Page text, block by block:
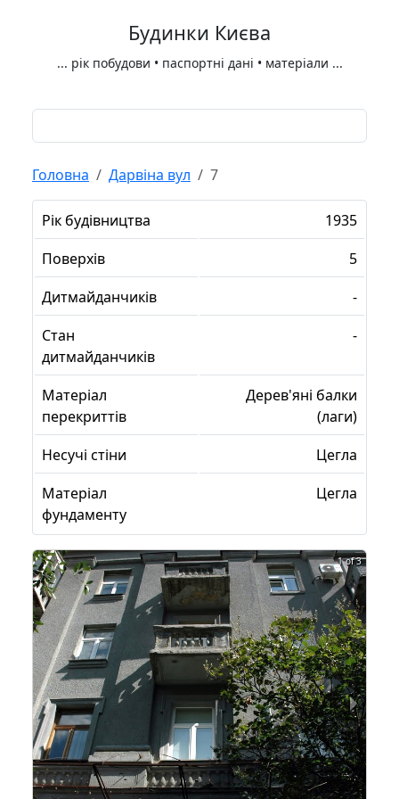
Будинки Києва
... рік побудови • паспортні дані • матеріали ...
Головна Дарвіна вул 7
Рік будівництва
1935
Поверхів
5
Дитмайданчиків
-
Стан
дитмайданчиків
-
Матеріал
перекриттів
Дерев'яні балки
(лаги)
Несучі стіни
Цегла
Матеріал
фундаменту
Цегла
1 of 3